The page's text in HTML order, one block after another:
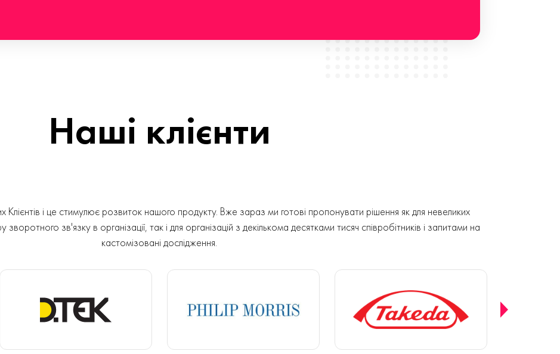
Наші клієнти
і це стимулює розвиток нашого продукту. Вже зараз ми готові пропонувати рішення як для невеликих
зворотного зв'язку в організації, так і для організацій з декількома десятками тисяч співробітників і запитами на
кастомізовані дослідження.